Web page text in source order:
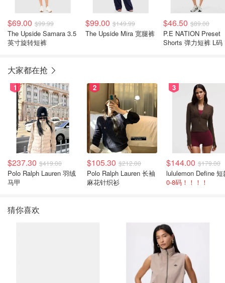
$69.00 $99.99
The Upside Samara 3.5
英寸旋转短裤
$99.00 $149.99
The Upside Mira 宽腿裤
$46.50 $89.00
P.E NATION Preset
Shorts 弹力短裤 L码
大家都在抢
1
$237.30 $419.00
Polo Ralph Lauren 羽绒
马甲
2
$105.30 $212.00
Polo Ralph Lauren 长袖
麻花针织衫
3
$144.00 $179.00
0-8码！！！！
猜你喜欢